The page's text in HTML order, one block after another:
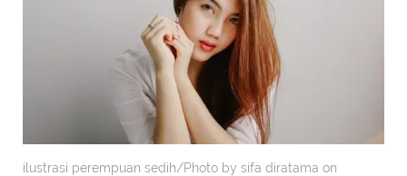
ilustrasi perempuan sedih/Photo by sifa diratama on